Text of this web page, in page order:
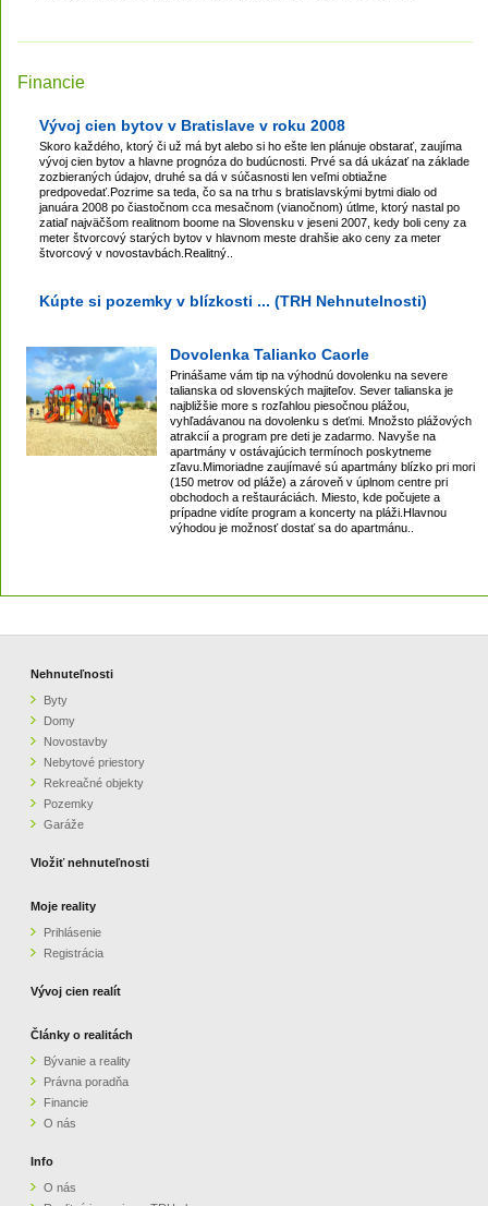
Financie
Vývoj cien bytov v Bratislave v roku 2008
Skoro každého, ktorý či už má byt alebo si ho ešte len plánuje obstarať, zaujíma
vývoj cien bytov a hlavne prognóza do budúcnosti. Prvé sa dá ukázať na základe
zozbieraných údajov, druhé sa dá v súčasnosti len veľmi obtiažne
predpovedať.Pozrime sa teda, čo sa na trhu s bratislavskými bytmi dialo od
januára 2008 po čiastočnom cca mesačnom (vianočnom) útlme, ktorý nastal po
zatiaľ najväčšom realitnom boome na Slovensku v jeseni 2007, kedy boli ceny za
meter štvorcový starých bytov v hlavnom meste drahšie ako ceny za meter
štvorcový v novostavbách.Realitný..
Kúpte si pozemky v blízkosti ... (TRH Nehnutelnosti)
Dovolenka Talianko Caorle
Prinášame vám tip na výhodnú dovolenku na severe
talianska od slovenských majiteľov. Sever talianska je
najbližšie more s rozľahlou piesočnou plážou,
vyhľadávanou na dovolenku s deťmi. Množsto plážových
atrakcií a program pre deti je zadarmo. Navyše na
apartmány v ostávajúcich termínoch poskytneme
zľavu.Mimoriadne zaujímavé sú apartmány blízko pri mori
(150 metrov od pláže) a zároveň v úplnom centre pri
obchodoch a reštauráciách. Miesto, kde počujete a
prípadne vidíte program a koncerty na pláži.Hlavnou
výhodou je možnosť dostať sa do apartmánu..
Nehnuteľnosti
Byty
Domy
Novostavby
Nebytové priestory
Rekreačné objekty
Pozemky
Garáže
Vložiť nehnuteľnosti
Moje reality
Prihlásenie
Registrácia
Vývoj cien realít
Články o realitách
Bývanie a reality
Právna poradňa
Financie
O nás
Info
O nás